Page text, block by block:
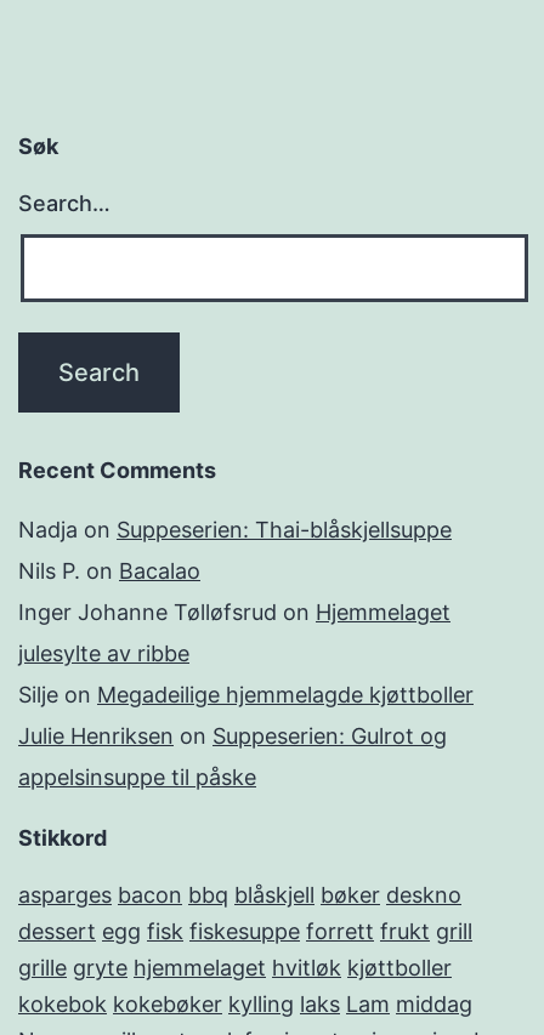
Søk
Search…
Recent Comments
Nadja on Suppeserien: Thai-blåskjellsuppe
Nils P. on Bacalao
Inger Johanne Tølløfsrud on Hjemmelaget
julesylte av ribbe
Silje on Megadeilige hjemmelagde kjøttboller
Julie Henriksen on Suppeserien: Gulrot og
appelsinsuppe til påske
Stikkord
asparges bacon bbq blåskjell bøker deskno
dessert egg fisk fiskesuppe forrett frukt grill
grille gryte hjemmelaget hvitløk kjøttboller
kokebok kokebøker kylling laks Lam middag